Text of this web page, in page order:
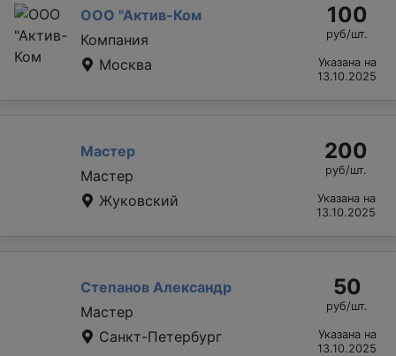
ООО "Актив-Ком
Компания
Москва
100
руб/шт.
Указана на
13.10.2025
Мастер
Мастер
Жуковский
200
руб/шт.
Указана на
13.10.2025
Степанов Александр
Мастер
Санкт-Петербург
50
руб/шт.
Указана на
13.10.2025